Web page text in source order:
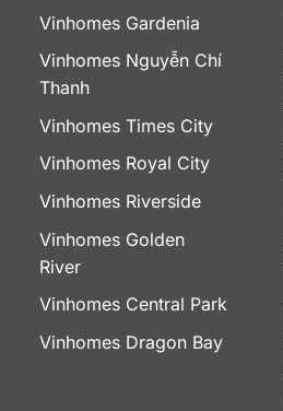
Vinhomes Gardenia
Vinhomes Nguyễn Chí
Thanh
Vinhomes Times City
Vinhomes Royal City
Vinhomes Riverside
Vinhomes Golden
River
Vinhomes Central Park
Vinhomes Dragon Bay